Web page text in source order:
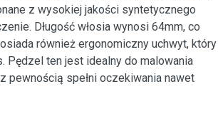
z wysokiej jakości syntetycznego
Długość włosia wynosi 64mm, co
również ergonomiczny uchwyt, który
Pędzel ten jest idealny do malowania
pewnością spełni oczekiwania nawet